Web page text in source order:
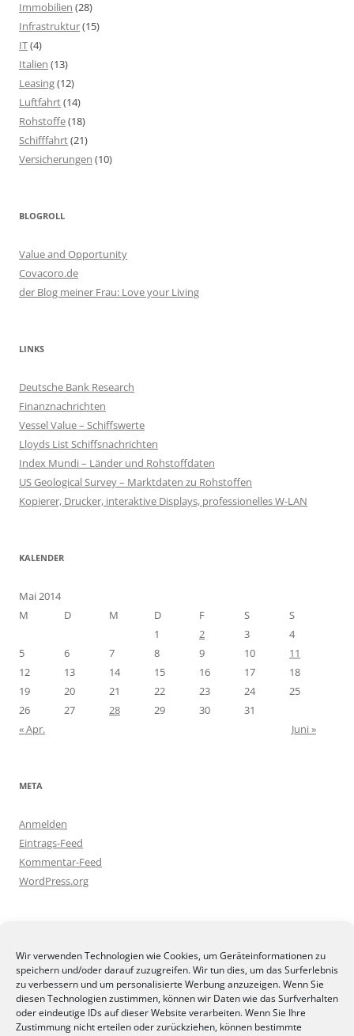
Wir verwenden Technologien wie Cookies, um Geräteinformationen zu
speichern und/oder darauf zuzugreifen. Wir tun dies, um das Surferlebnis
zu verbessern und um personalisierte Werbung anzuzeigen. Wenn Sie
diesen Technologien zustimmen, können wir Daten wie das Surfverhalten
oder eindeutige IDs auf dieser Website verarbeiten. Wenn Sie Ihre
Zustimmung nicht erteilen oder zurückziehen, können bestimmte
Immobilien (28)
Infrastruktur(15)
IT(4)
Italien (13)
Leasing(12)
Luftfahrt(14)
Rohstoffe(18)
Schifffahrt(21)
Versicherungen (10)
BLOGROLL
Value and Opportunity
Covacoro.de
der Blog meiner Frau: Love your Living
LINKS
Deutsche Bank Research
Finanznachrichten
Vessel Value – Schiffswerte
Lloyds List Schiffsnachrichten
Index Mundi – Länder und Rohstoffdaten
US Geological Survey – Marktdaten zu Rohstoffen
Kopierer, Drucker, interaktive Displays, professionelles W-LAN
KALENDER
Mai 2014
M
D M D F S
S
1
2 3
4
5
6 7 8 9 10
11
12
13 14 15 16 17
18
19
20 21 22 23 24
25
26
27 28 29 30
31
« Apr.
Juni »
META
Anmelden
Eintrags-Feed
Kommentar-Feed
WordPress.org
BLOGGERAMT